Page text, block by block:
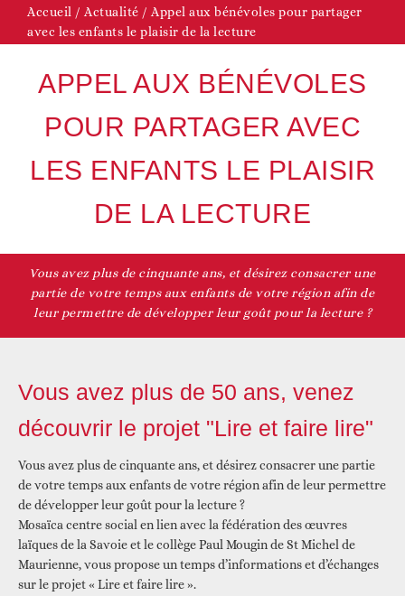
Accueil / Actualité / Appel aux bénévoles pour partager
avec les enfants le plaisir de la lecture
APPEL AUX BÉNÉVOLES
POUR PARTAGER AVEC
LES ENFANTS LE PLAISIR
DE LA LECTURE
Vous avez plus de cinquante ans, et désirez consacrer une
partie de votre temps aux enfants de votre région afin de
leur permettre de développer leur goût pour la lecture ?
Vous avez plus de 50 ans, venez
découvrir le projet "Lire et faire lire"
Vous avez plus de cinquante ans, et désirez consacrer une partie
de votre temps aux enfants de votre région afin de leur permettre
de développer leur goût pour la lecture ?
Mosaïca centre social en lien avec la fédération des œuvres
laïques de la Savoie et le collège Paul Mougin de St Michel de
Maurienne, vous propose un temps d’informations et d’échanges
sur le projet « Lire et faire lire ».